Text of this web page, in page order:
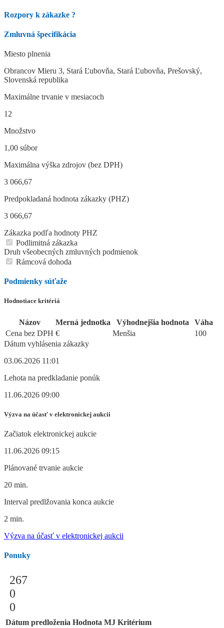
Rozpory k zákazke ?
Zmluvná špecifikácia
Miesto plnenia
Obrancov Mieru 3, Stará Ľubovňa, Stará Ľubovňa, Prešovský,
Slovenská republika
Maximálne trvanie v mesiacoch
12
Množstvo
1,00 súbor
Maximálna výška zdrojov (bez DPH)
3 066,67
Predpokladaná hodnota zákazky (PHZ)
3 066,67
Zákazka podľa hodnoty PHZ
Podlimitná zákazka
Druh všeobecných zmluvných podmienok
Rámcová dohoda
Podmienky súťaže
Hodnotiace kritériá
Názov Merná jednotka Výhodnejšia hodnota
Váha
Cena bez DPH € Menšia
100
Dátum vyhlásenia zákazky
03.06.2026 11:01
Lehota na predkladanie ponúk
11.06.2026 09:00
Výzva na účasť v elektronickej aukcii
Začiatok elektronickej aukcie
11.06.2026 09:15
Plánované trvanie aukcie
20 min.
Interval predlžovania konca aukcie
2 min.
Výzva na účasť v elektronickej aukcii
Ponuky
267
0
0
Dátum predloženia Hodnota MJ Kritérium